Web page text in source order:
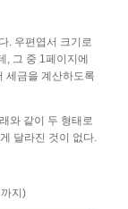
. 우편엽서 크기로
, 그 중 1페이지에
세금을 계산하도록
와 같이 두 형태로
달라진 것이 없다.
지)